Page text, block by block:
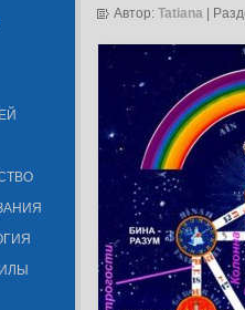
Автор: Tatiana |